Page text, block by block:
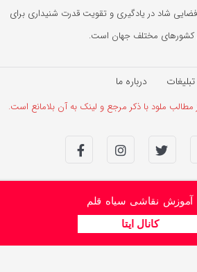
شاد در یادگیری و تقویت قدرت شنیداری برای
کشورهای مختلف جهان است.
تبلیغات درباره ما
ملود با ذکر مرجع و لینک به آن بلامانع است.
آموزش نقاشی سیاه قلم
کانال ایتا